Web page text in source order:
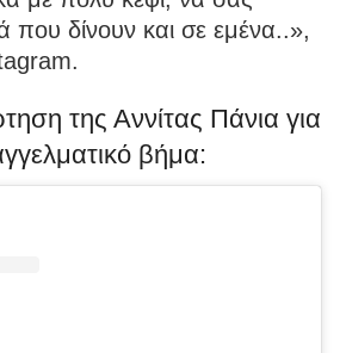
δίνουν και σε εμένα..»,
της Αννίτας Πάνια για
βήμα: